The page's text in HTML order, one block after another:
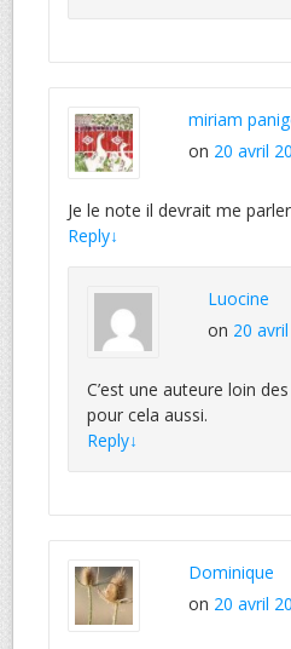
miriam
on 20 avril
Je le note il devrait me parler
Reply↓
Luocine
on 20
C’est une auteure loin
pour cela aussi.
Reply↓
Dominique
on 20 avril